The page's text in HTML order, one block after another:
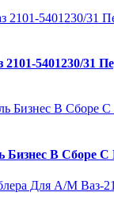
5401230/31
Бизнес В Сборе